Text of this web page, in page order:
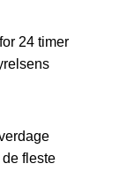
24 timer
fleste